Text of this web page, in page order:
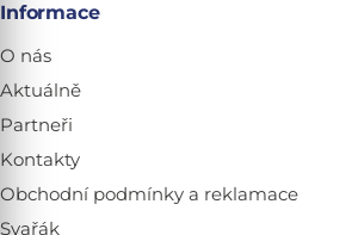
Informace
O nás
Aktuálně
Partneři
Kontakty
Obchodní podmínky a reklamace
Svařák